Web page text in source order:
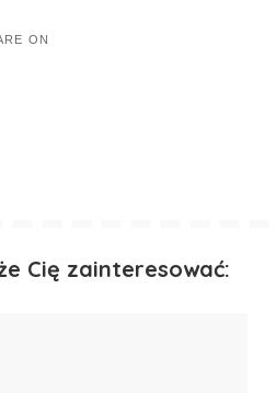
ON
Cię zainteresować: